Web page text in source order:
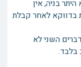
בניה, אין
בדווקא לאחר קבלת
השני לא
בלבד.